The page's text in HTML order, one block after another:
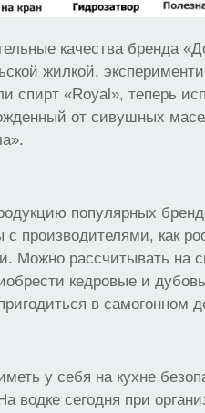
качества бренда
жилкой,
спирт «Royal», теперь
от сивушных
популярных
производителями, как
Можно рассчитывать на
кедровые и
в самогонном
у себя на кухне
водке сегодня при